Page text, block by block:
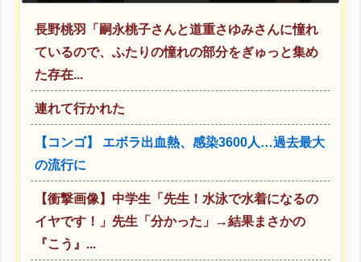
長野桃羽「嗣永桃子さんと道重さゆみさんに憧れ
ているので、ふたりの憧れの部分をぎゅっと集め
た存在...
連れて行かれた
【コンゴ】 エボラ出血熱、感染3600人…過去最大
の流行に
【衝撃画像】中学生「先生！水泳で水着になるの
イヤです！」先生「分かった」→結果まさかの
『こう』...